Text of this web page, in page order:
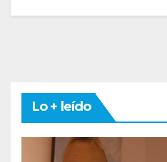
Lo + leído